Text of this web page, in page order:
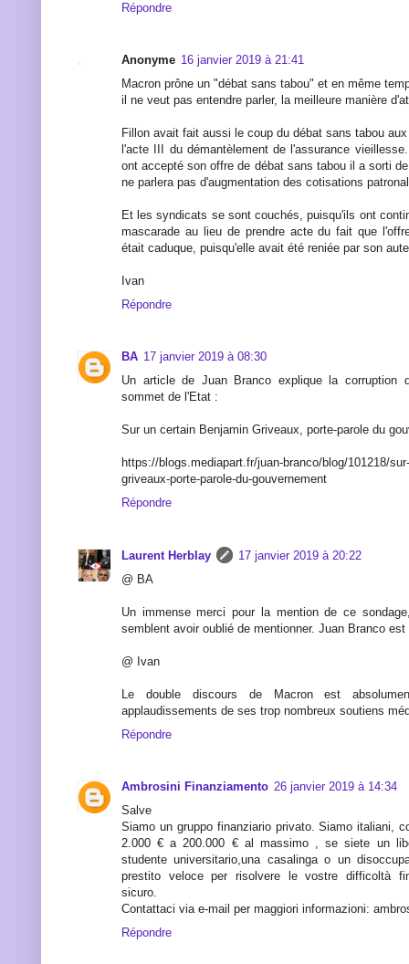
Répondre
Anonyme 16 janvier 2019 à 21:41
Macron prône un "débat sans tabou" et en même
il ne veut pas entendre parler, la meilleure manière
Fillon avait fait aussi le coup du débat sans tabou
l'acte III du démantèlement de l'assurance
ont accepté son offre de débat sans tabou il a sorti
ne parlera pas d'augmentation des cotisations
Et les syndicats se sont couchés, puisqu'ils ont
mascarade au lieu de prendre acte du fait que
était caduque, puisqu'elle avait été reniée par son
Ivan
Répondre
BA 17 janvier 2019 à 08:30
Un article de Juan Branco explique la corruption
sommet de l'Etat :
Sur un certain Benjamin Griveaux, porte-parole du
https://blogs.mediapart.fr/juan-branco/blog/101218/
griveaux-porte-parole-du-gouvernement
Répondre
Laurent Herblay
17 janvier 2019 à 20:22
@ BA
Un immense merci pour la mention de ce
semblent avoir oublié de mentionner. Juan Branco
@ Ivan
Le double discours de Macron est
applaudissements de ses trop nombreux soutiens
Répondre
Ambrosini Finanziamento 26 janvier 2019 à 14:34
Salve
Siamo un gruppo finanziario privato. Siamo italiani,
2.000 € a 200.000 € al massimo , se siete un
studente universitario,una casalinga o un
prestito veloce per risolvere le vostre difficoltà
sicuro.
Contattaci via e-mail per maggiori informazioni:
Répondre